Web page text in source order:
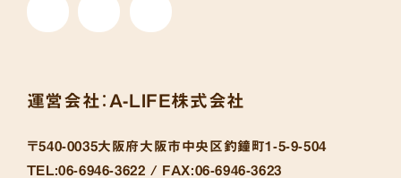
運営会社： A-LIFE株式会社
〒540-0035大阪府大阪市中央区釣鐘町1-5-9-504
TEL:06-6946-3622 / FAX:06-6946-3623